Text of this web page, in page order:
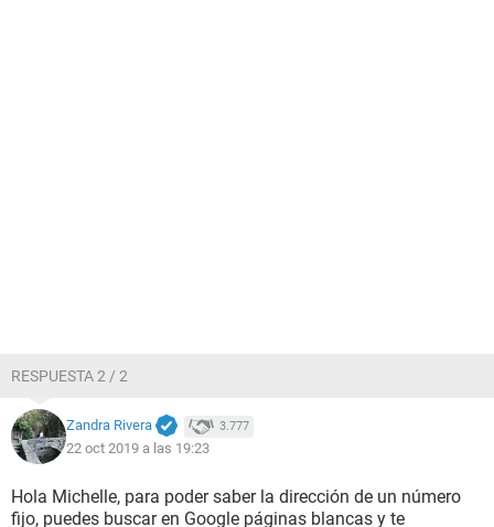
RESPUESTA 2 / 2
Zandra Rivera 3.777
22 oct 2019 a las 19:23
Hola Michelle, para poder saber la dirección de un número
fijo, puedes buscar en Google páginas blancas y te